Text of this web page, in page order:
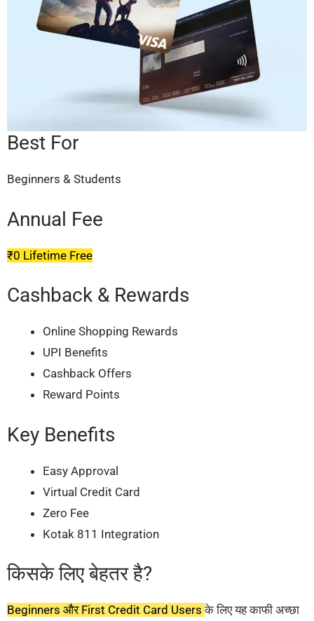
Best For
Beginners & Students
Annual Fee
₹0 Lifetime Free
Cashback & Rewards
Online Shopping Rewards
UPI Benefits
Cashback Offers
Reward Points
Key Benefits
Easy Approval
Virtual Credit Card
Zero Fee
Kotak 811 Integration
किसके लिए बेहतर है?
Beginners और First Credit Card Usersके लिए यह काफी अच्छा